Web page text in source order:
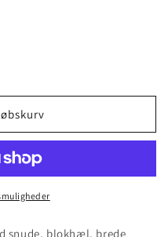
snude, blokhæl, brede